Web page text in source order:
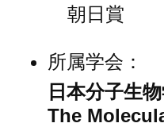
朝日賞
所属学会：
日本分子生
The